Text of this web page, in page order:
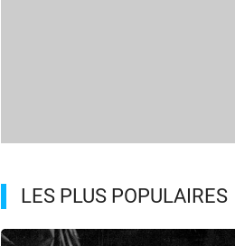
LES PLUS POPULAIRES